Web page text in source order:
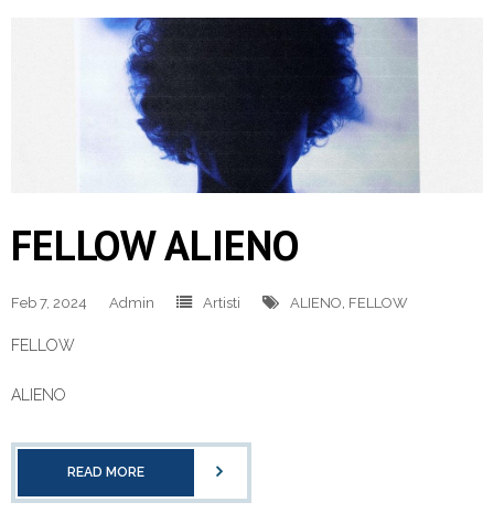
FELLOW ALIENO
Feb 7, 2024 Admin Artisti ALIENO FELLOW
FELLOW
ALIENO
READ MORE